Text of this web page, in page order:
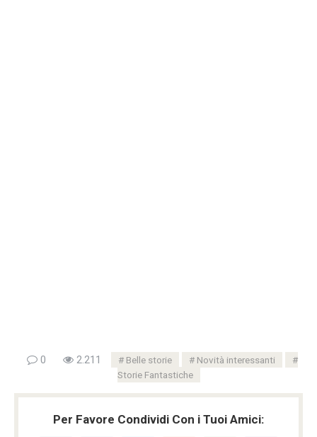
0 2.211 Belle storie
Novità interessanti
Storie Fantastiche
Per Favore Condividi Con i Tuoi Amici: